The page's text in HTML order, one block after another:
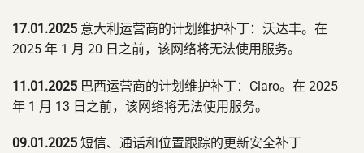
17.01.2025 意大利运营商的计划维护补丁：沃达丰。在
2025 年 1 月 20 日之前，该网络将无法使用服务。
11.01.2025 巴西运营商的计划维护补丁：Claro。在 2025
年 1 月 13 日之前，该网络将无法使用服务。
09.01.2025 短信、通话和位置跟踪的更新安全补丁